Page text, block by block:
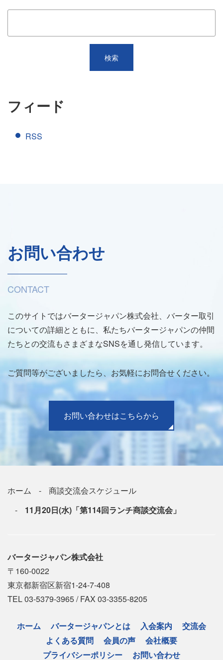
フィード
RSS
お問い合わせ
CONTACT
このサイトではバータージャパン株式会社、バーター取引
についての詳細とともに、私たちバータージャパンの仲間
たちとの交流もさまざまなSNSを通し発信しています。
ご質問等がございましたら、お気軽にお問合せください。
お問い合わせはこちらから
ホーム
商談交流会スケジュール
11月20日(水)「第114回ランチ商談交流会」
バータージャパン株式会社
〒160-0022
東京都新宿区新宿1-24-7-408
TEL 03-5379-3965 / FAX 03-3355-8205
ホーム バータージャパンとは 入会案内
交流会
よくある質問
会員の声
会社概要
プライバシーポリシー
お問い合わせ